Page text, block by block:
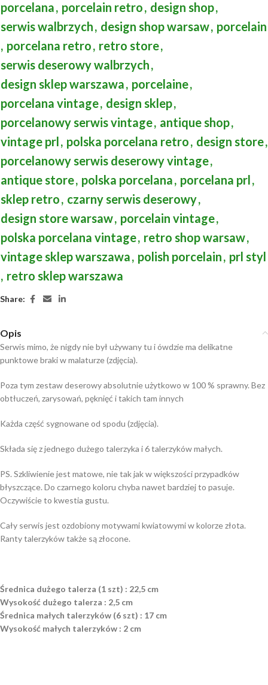
porcelana, porcelain retro, design shop,
serwis walbrzych, design shop warsaw, porcelain
, porcelana retro, retro store,
serwis deserowy walbrzych,
design sklep warszawa, porcelaine,
porcelana vintage, design sklep,
porcelanowy serwis vintage, antique shop,
vintage prl, polska porcelana retro, design store,
porcelanowy serwis deserowy vintage,
antique store, polska porcelana, porcelana prl,
sklep retro, czarny serwis deserowy,
design store warsaw, porcelain vintage,
polska porcelana vintage, retro shop warsaw,
vintage sklep warszawa, polish porcelain, prl styl
, retro sklep warszawa
Share:
Opis
Serwis mimo, że nigdy nie był używany tu i ówdzie ma delikatne
punktowe braki w malaturze (zdjęcia).
Poza tym zestaw deserowy absolutnie użytkowo w 100 % sprawny. Bez
obtłuczeń, zarysowań, pęknięć i takich tam innych
Każda część sygnowane od spodu (zdjęcia).
Składa się z jednego dużego talerzyka i 6 talerzyków małych.
PS. Szkliwienie jest matowe, nie tak jak w większości przypadków
błyszczące. Do czarnego koloru chyba nawet bardziej to pasuje.
Oczywiście to kwestia gustu.
Cały serwis jest ozdobiony motywami kwiatowymi w kolorze złota.
Ranty talerzyków także są złocone.
Średnica dużego talerza (1 szt) : 22,5 cm
Wysokość dużego talerza : 2,5 cm
Średnica małych talerzyków (6 szt) : 17 cm
Wysokość małych talerzyków : 2 cm